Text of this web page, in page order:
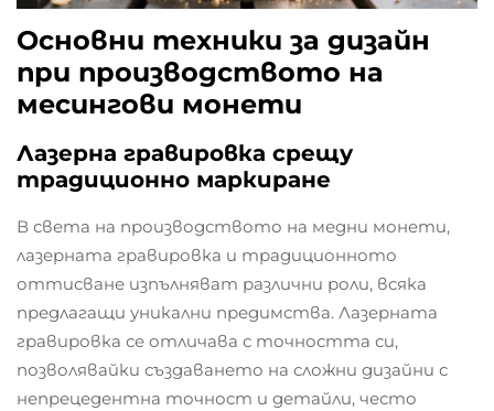
Основни техники за дизайн
при производството на
месингови монети
Лазерна гравировка срещу
традиционно маркиране
В света на производството на медни монети,
лазерната гравировка и традиционното
оттисване изпълняват различни роли, всяка
предлагащи уникални предимства. Лазерната
гравировка се отличава с точността си,
позволявайки създаването на сложни дизайни с
непрецедентна точност и детайли, често